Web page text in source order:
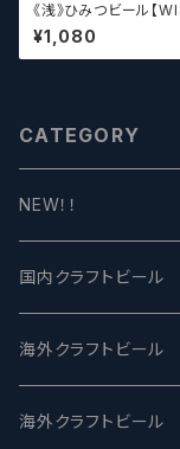
《浅》ひみつビール【
／ ウィステリア
¥1,080
CATEGORY
NEW！！
国内クラフトビール
UCHU BREWING -
バテレ -VERTERE
海外クラフトビール
Modern Times モ
海外クラフトビール